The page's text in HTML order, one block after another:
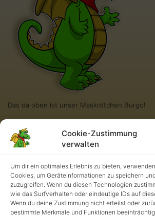
Cookie-Zustimmung
verwalten
Um dir ein optimales Erlebnis zu bieten,
Cookies, um Geräteinformationen zu speichern
zuzugreifen. Wenn du diesen Technologien
wie das Surfverhalten oder eindeutige IDs auf
Wenn du deine Zustimmung nicht erteilst oder
bestimmte Merkmale und Funktionen
Das da oben ist unser Maskottchen Burgo!
ÜBER UNS
Das hier ist die neue und stetig wachsende
Ich bin ein kleiner Blindtext. Und zwar schon
kann. Es war nicht leicht zu verstehen, was
blinder Text zu sein: Man ergibt keinen Sinn.
Man wird zusammenhangslos eingeschoben